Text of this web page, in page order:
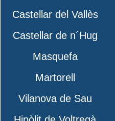
Castellar del Vallès
Castellar de n´Hug
Masquefa
Martorell
Vilanova de Sau